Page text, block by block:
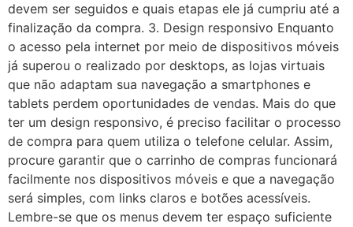
devem ser seguidos e quais etapas ele já cumpriu até a
finalização da compra. 3. Design responsivo Enquanto
o acesso pela internet por meio de dispositivos móveis
já superou o realizado por desktops, as lojas virtuais
que não adaptam sua navegação a smartphones e
tablets perdem oportunidades de vendas. Mais do que
ter um design responsivo, é preciso facilitar o processo
de compra para quem utiliza o telefone celular. Assim,
procure garantir que o carrinho de compras funcionará
facilmente nos dispositivos móveis e que a navegação
será simples, com links claros e botões acessíveis.
Lembre-se que os menus devem ter espaço suficiente